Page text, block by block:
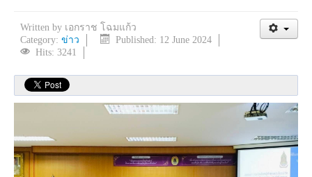
Written by เอกราช โฉมแก้ว
Category: ข่าว
Published: 12 June 2024
Hits: 3241